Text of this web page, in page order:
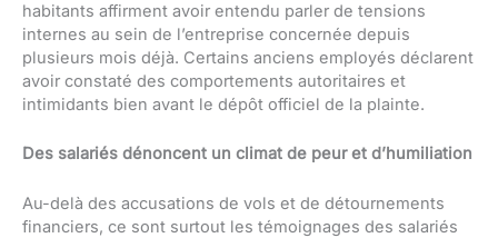
habitants affirment avoir entendu parler de tensions
internes au sein de l’entreprise concernée depuis
plusieurs mois déjà. Certains anciens employés déclarent
avoir constaté des comportements autoritaires et
intimidants bien avant le dépôt officiel de la plainte.
Des salariés dénoncent un climat de peur et d’humiliation
Au-delà des accusations de vols et de détournements
financiers, ce sont surtout les témoignages des salariés